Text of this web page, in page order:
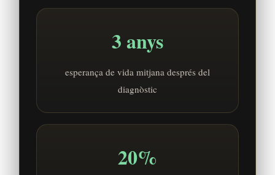
3 anys
esperança de vida mitjana després del
diagnòstic
20%